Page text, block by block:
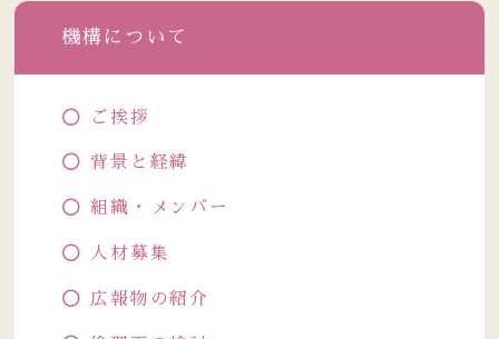
機構について
ご挨拶
背景と経緯
組織・メンバー
人材募集
広報物の紹介